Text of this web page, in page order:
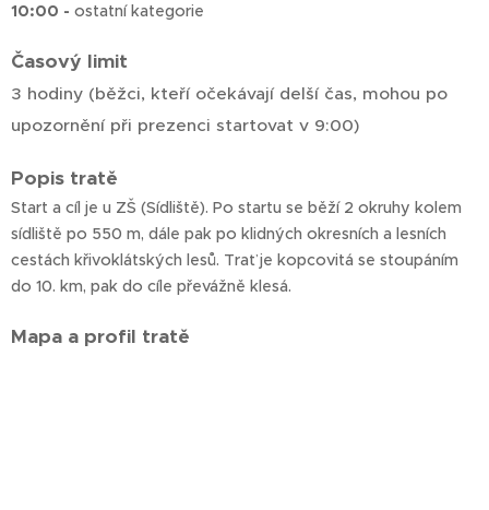
10:00 - ostatní kategorie
Časový limit
3 hodiny (běžci, kteří očekávají delší čas, mohou po
upozornění při prezenci startovat v 9:00)
Popis tratě
Start a cíl je u ZŠ (Sídliště). Po startu se běží 2 okruhy kolem
sídliště po 550 m, dále pak po klidných okresních a lesních
cestách křivoklátských lesů. Trať je kopcovitá se stoupáním
do 10. km, pak do cíle převážně klesá.
Mapa a profil tratě